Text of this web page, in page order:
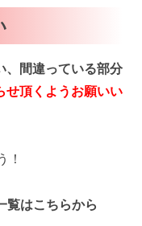
、間違っている部分
せ頂くようお願いい
！
はこちらから